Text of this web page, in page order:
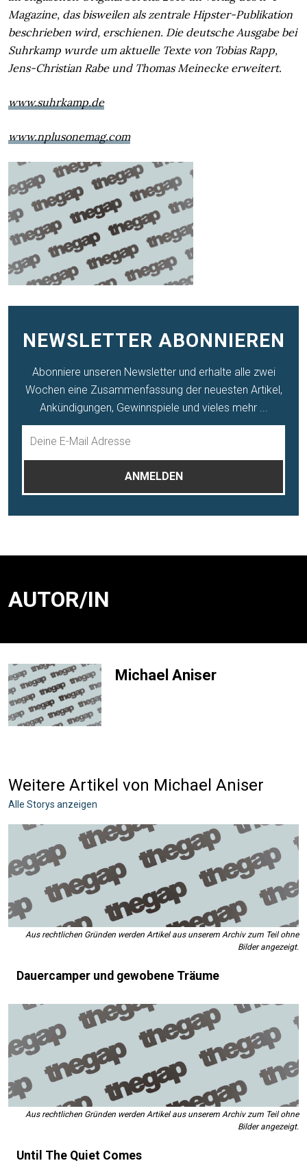
Magazine, das bisweilen als zentrale Hipster-Publikation
beschrieben wird, erschienen. Die deutsche Ausgabe bei
Suhrkamp wurde um aktuelle Texte von Tobias Rapp,
Jens-Christian Rabe und Thomas Meinecke erweitert.
www.suhrkamp.de
www.nplusonemag.com
NEWSLETTER ABONNIEREN
Abonniere unseren Newsletter und erhalte alle zwei
Wochen eine Zusammenfassung der neuesten Artikel,
Ankündigungen, Gewinnspiele und vieles mehr ...
AUTOR/IN
Michael Aniser
Weitere Artikel von Michael Aniser
Alle Storys anzeigen
Aus rechtlichen Gründen werden Artikel aus unserem Archiv zum Teil ohne
Bilder angezeigt.
Dauercamper und gewobene Träume
Aus rechtlichen Gründen werden Artikel aus unserem Archiv zum Teil ohne
Bilder angezeigt.
Until The Quiet Comes